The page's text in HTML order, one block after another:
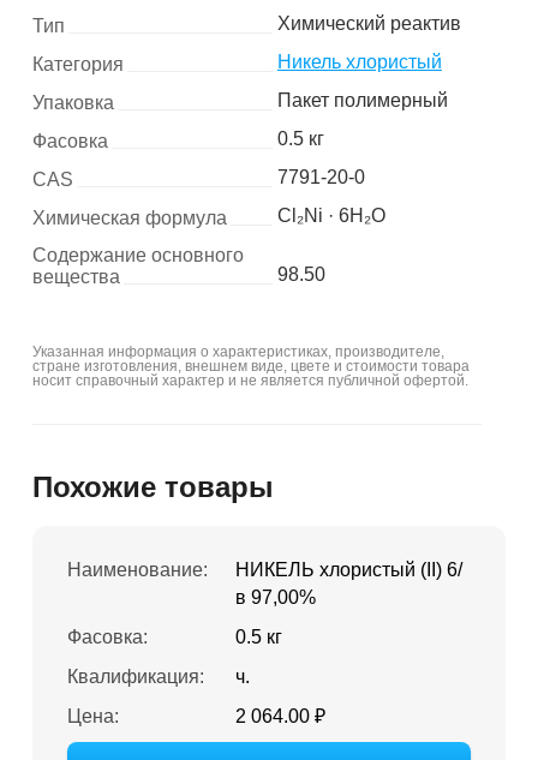
Тип
Химический реактив
Категория
Никель хлористый
Упаковка
Пакет полимерный
Фасовка
0.5 кг
CAS
7791-20-0
Химическая формула
Cl₂Ni · 6H₂O
Содержание основного
вещества
98.50
Указанная информация о характеристиках, производителе,
стране изготовления, внешнем виде, цвете и стоимости товара
носит справочный характер и не является публичной офертой.
Похожие товары
Наименование:
НИКЕЛЬ хлористый (II) 6/
в 97,00%
Фасовка:
0.5 кг
Квалификация:
ч.
Цена:
2 064.00 ₽